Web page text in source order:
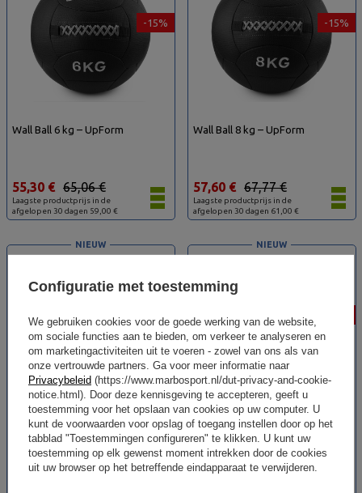
-15%
Wall Ball 6 kg – UpForm
Laagste productprijs in de
afgelopen 30 dagen 59,00 €
65,06 €
55,30 €
-15%
Wall Ball 8 kg – UpForm
Laagste productprijs in de
afgelopen 30 dagen 61,00 €
67,77 €
57,60 €
-15%
NIEUW
Wall Ball 10 kg – UpForm
NIEUW
Wall Bal 15 kg – UpForm
Configuratie met toestemming
We gebruiken cookies voor de goede werking van de website,
om sociale functies aan te bieden, om verkeer te analyseren en
om marketingactiviteiten uit te voeren - zowel van ons als van
onze vertrouwde partners. Ga voor meer informatie naar
Privacybeleid (https://www.marbosport.nl/dut-privacy-and-cookie-
notice.html). Door deze kennisgeving te accepteren, geeft u
toestemming voor het opslaan van cookies op uw computer. U
kunt de voorwaarden voor opslag of toegang instellen door op het
tabblad "Toestemmingen configureren" te klikken. U kunt uw
toestemming op elk gewenst moment intrekken door de cookies
uit uw browser op het betreffende eindapparaat te verwijderen.